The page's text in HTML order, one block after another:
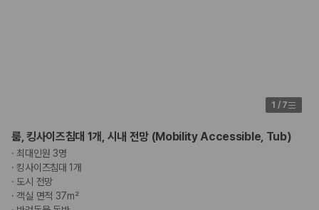
1 / 7
룸, 킹사이즈침대 1개, 시내 전망 (Mobility Accessible, Tub)
· 최대인원 3명
·킹사이즈침대 1개
· 도시 전망
·객실 면적 37m²